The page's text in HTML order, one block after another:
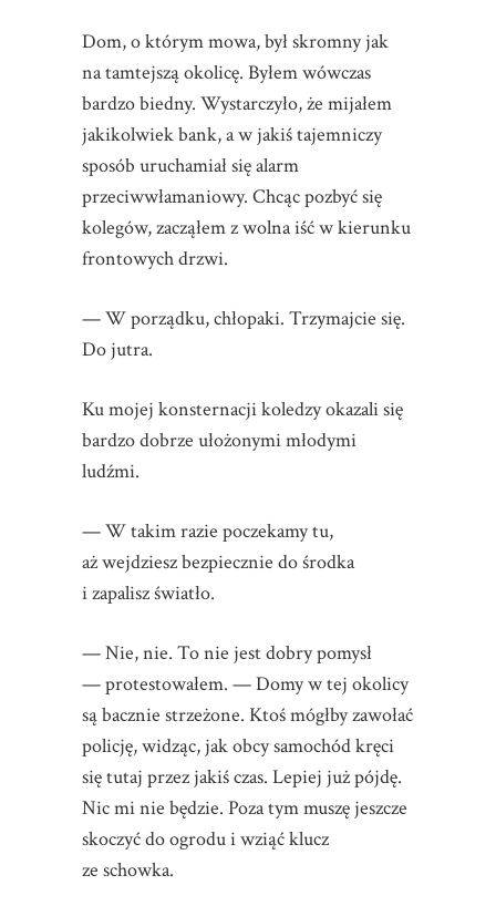
Dom, o którym mowa, był skromny jak
na tamtejszą okolicę. Byłem wówczas
bardzo biedny. Wystarczyło, że mijałem
jakikolwiek bank, a w jakiś tajemniczy
sposób uruchamiał się alarm
przeciwwłamaniowy. Chcąc pozbyć się
kolegów, zacząłem z wolna iść w kierunku
frontowych drzwi.
— W porządku, chłopaki. Trzymajcie się.
Do jutra.
Ku mojej konsternacji koledzy okazali się
bardzo dobrze ułożonymi młodymi
ludźmi.
— W takim razie poczekamy tu,
aż wejdziesz bezpiecznie do środka
i zapalisz światło.
— Nie, nie. To nie jest dobry pomysł
— protestowałem. — Domy w tej okolicy
są bacznie strzeżone. Ktoś mógłby zawołać
policję, widząc, jak obcy samochód kręci
się tutaj przez jakiś czas. Lepiej już pójdę.
Nic mi nie będzie. Poza tym muszę jeszcze
skoczyć do ogrodu i wziąć klucz
ze schowka.